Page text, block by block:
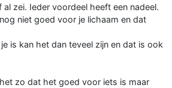
al zei. Ieder voordeel heeft een nadeel.
niet goed voor je lichaam en dat
is kan het dan teveel zijn en dat is ook
zo dat het goed voor iets is maar